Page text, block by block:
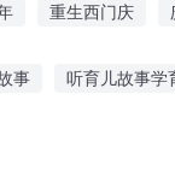
重生西门庆
事 听育儿故事学